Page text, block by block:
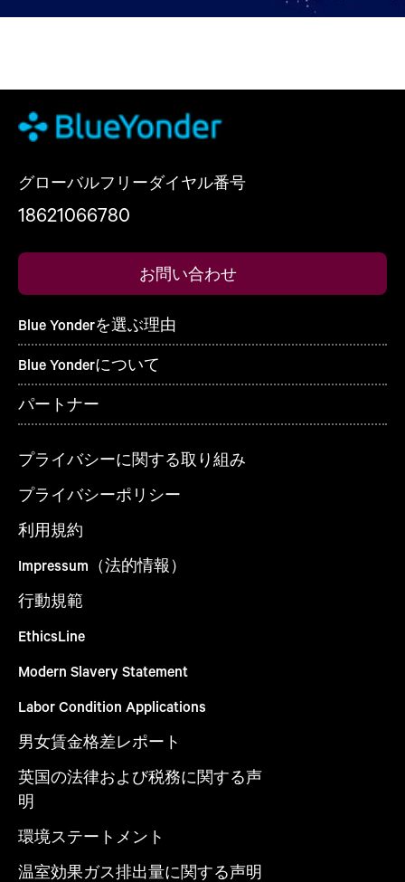
グローバルフリーダイヤル番号
18621066780
お問い合わせ
Blue Yonderを選ぶ理由
Blue Yonderについて
パートナー
プライバシーに関する取り組み
プライバシーポリシー
利用規約
Impressum（法的情報）
行動規範
EthicsLine
Modern Slavery Statement
Labor Condition Applications
男女賃金格差レポート
英国の法律および税務に関する声
明
環境ステートメント
温室効果ガス排出量に関する声明